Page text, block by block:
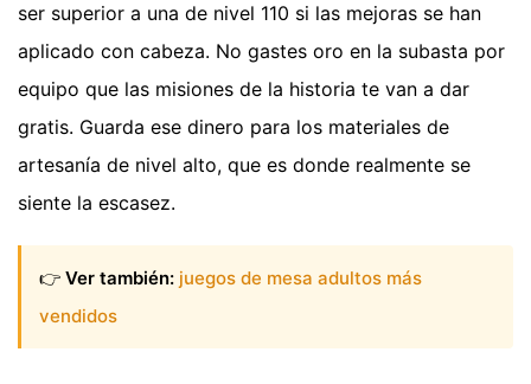
ser superior a una de nivel 110 si las mejoras se han
aplicado con cabeza. No gastes oro en la subasta por
equipo que las misiones de la historia te van a dar
gratis. Guarda ese dinero para los materiales de
artesanía de nivel alto, que es donde realmente se
siente la escasez.
👉 Ver también: juegos de mesa adultos más
vendidos